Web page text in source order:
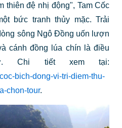
thiên đệ nhị động", Tam Cốc
bức tranh thủy mặc. Trải
sông Ngô Đồng uốn lượn
cánh đồng lúa chín là điều
Chi tiết xem tại:
bich-dong-vi-tri-diem-thu-
chon-tour.